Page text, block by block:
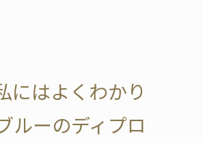
はよくわかり
ルーのディプロ